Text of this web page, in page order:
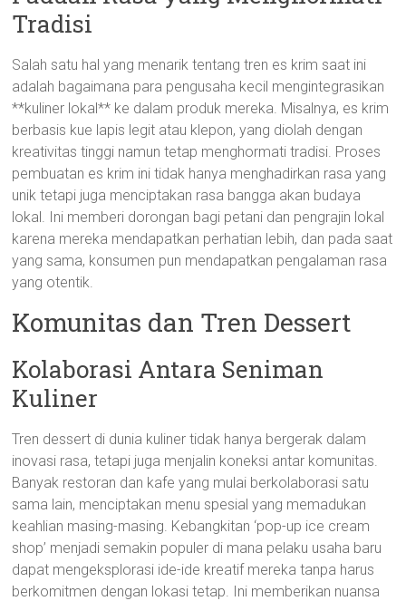
Tradisi
Salah satu hal yang menarik tentang tren es krim saat ini
adalah bagaimana para pengusaha kecil mengintegrasikan
**kuliner lokal** ke dalam produk mereka. Misalnya, es krim
berbasis kue lapis legit atau klepon, yang diolah dengan
kreativitas tinggi namun tetap menghormati tradisi. Proses
pembuatan es krim ini tidak hanya menghadirkan rasa yang
unik tetapi juga menciptakan rasa bangga akan budaya
lokal. Ini memberi dorongan bagi petani dan pengrajin lokal
karena mereka mendapatkan perhatian lebih, dan pada saat
yang sama, konsumen pun mendapatkan pengalaman rasa
yang otentik.
Komunitas dan Tren Dessert
Kolaborasi Antara Seniman
Kuliner
Tren dessert di dunia kuliner tidak hanya bergerak dalam
inovasi rasa, tetapi juga menjalin koneksi antar komunitas.
Banyak restoran dan kafe yang mulai berkolaborasi satu
sama lain, menciptakan menu spesial yang memadukan
keahlian masing-masing. Kebangkitan ‘pop-up ice cream
shop’ menjadi semakin populer di mana pelaku usaha baru
dapat mengeksplorasi ide-ide kreatif mereka tanpa harus
berkomitmen dengan lokasi tetap. Ini memberikan nuansa